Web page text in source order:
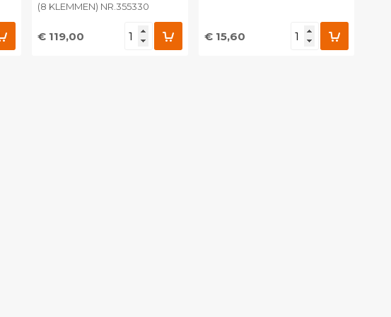
(8 KLEMMEN) NR.355330
€ 119,00 € 15,60